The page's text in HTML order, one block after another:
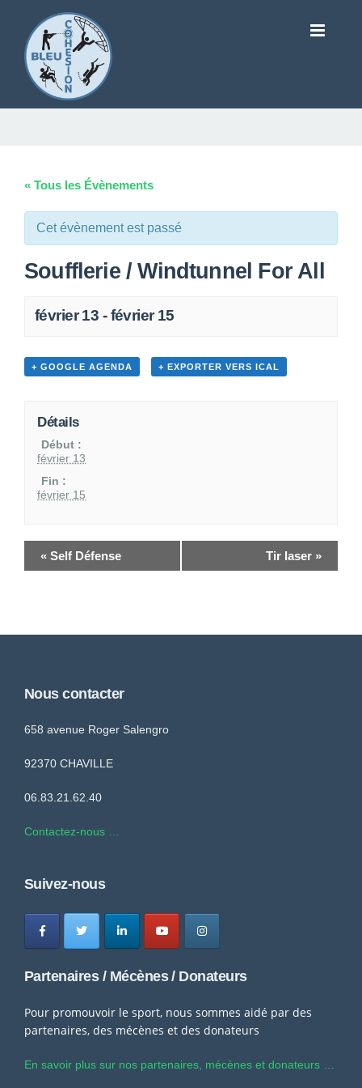
« Tous les Évènements
Cet évènement est passé
Soufflerie / Windtunnel For All
février 13 -février 15
+ GOOGLE AGENDA + EXPORTER VERS ICAL
Détails
Début :
février 13
Fin :
février 15
« Self Défense Tir laser »
Nous contacter
658 avenue Roger Salengro
92370 CHAVILLE
06.83.21.62.40
Contactez-nous …
Suivez-nous
Partenaires / Mécènes / Donateurs
Pour promouvoir le sport, nous sommes aidé par des
partenaires, des mécènes et des donateurs
En savoir plus sur nos partenaires, mécènes et donateurs …